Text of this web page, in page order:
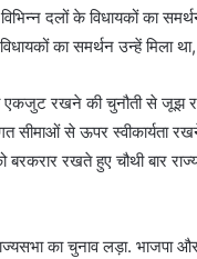
दलों के विधायकों का
का समर्थन उन्हें मिला
रखने की चुनौती से जूझ
सीमाओं से ऊपर स्वीकार्यता
बरकरार रखते हुए चौथी बार
का चुनाव लड़ा.